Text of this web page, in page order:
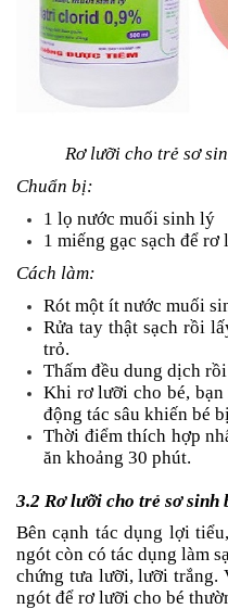
Rơ lưỡi cho trẻ sơ
Chuẩn bị:
1 lọ nước muối sinh lý
1 miếng gạc sạch để rơ
Cách làm:
Rót một ít nước muối
Rửa tay thật sạch rồi
trỏ.
Thấm đều dung dịch
Khi rơ lưỡi cho bé, bạn
động tác sâu khiến bé
Thời điểm thích hợp
ăn khoảng 30 phút.
3.2 Rơ lưỡi cho trẻ sơ sinh
Bên cạnh tác dụng lợi
ngót còn có tác dụng làm
chứng tưa lưỡi, lưỡi trắng.
ngót để rơ lưỡi cho bé